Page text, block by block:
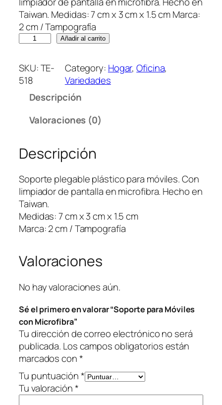
Taiwan. Medidas: 7 cm x 3 cm x 1.5 cm Marca:
2 cm / Tampografía
p
o
r
r
a
M
ó
v
i
l
c
n
i
c
o
f
i
b
r
Añadir al carrito
SKU:TE-
518
Category: Hogar, Oficina
Variedades
Descripción
Valoraciones (0)
Descripción
Soporte plegable plástico para móviles. Con
limpiador de pantalla en microfibra. Hecho en
Taiwan.
Medidas: 7 cm x 3 cm x 1.5 cm
Marca: 2 cm / Tampografía
Valoraciones
No hay valoraciones aún.
Sé el primero en valorar “Soporte para Móviles
con Microfibra”
Tu dirección de correo electrónico no será
publicada. Los campos obligatorios están
marcados con*
Tu puntuación*
Tu valoración*